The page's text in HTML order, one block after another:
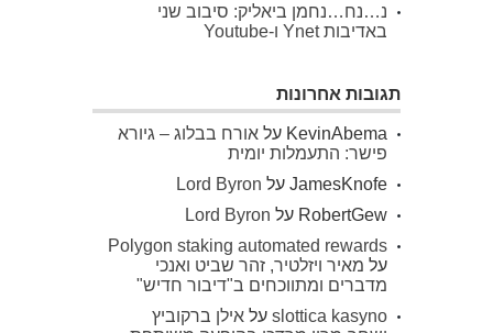
נ…נח…נחמן ביאליק: סיבוב שני
באדיבות Ynet ו-Youtube
תגובות אחרונות
KevinAbema על אורח בבלוג – גיורא
פישר: התעמלות יומית
JamesKnofe על Lord Byron
RobertGew על Lord Byron
Polygon staking automated rewards
על מאיר ויזלטיר, זהר שביט ואנכי
מדברים ומתווכחים ב"דיבור חדיש"
slottica kasyno על אילן ברקוביץ